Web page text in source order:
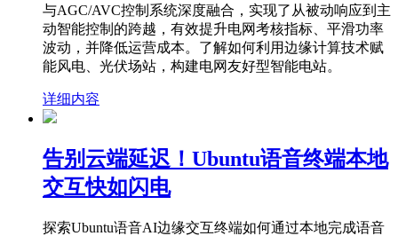
与AGC/AVC控制系统深度融合，实现了从被动响应到主
动智能控制的跨越，有效提升电网考核指标、平滑功率
波动，并降低运营成本。了解如何利用边缘计算技术赋
能风电、光伏场站，构建电网友好型智能电站。
详细内容
告别云端延迟！Ubuntu语音终端本地
交互快如闪电
探索Ubuntu语音AI边缘交互终端如何通过本地完成语音